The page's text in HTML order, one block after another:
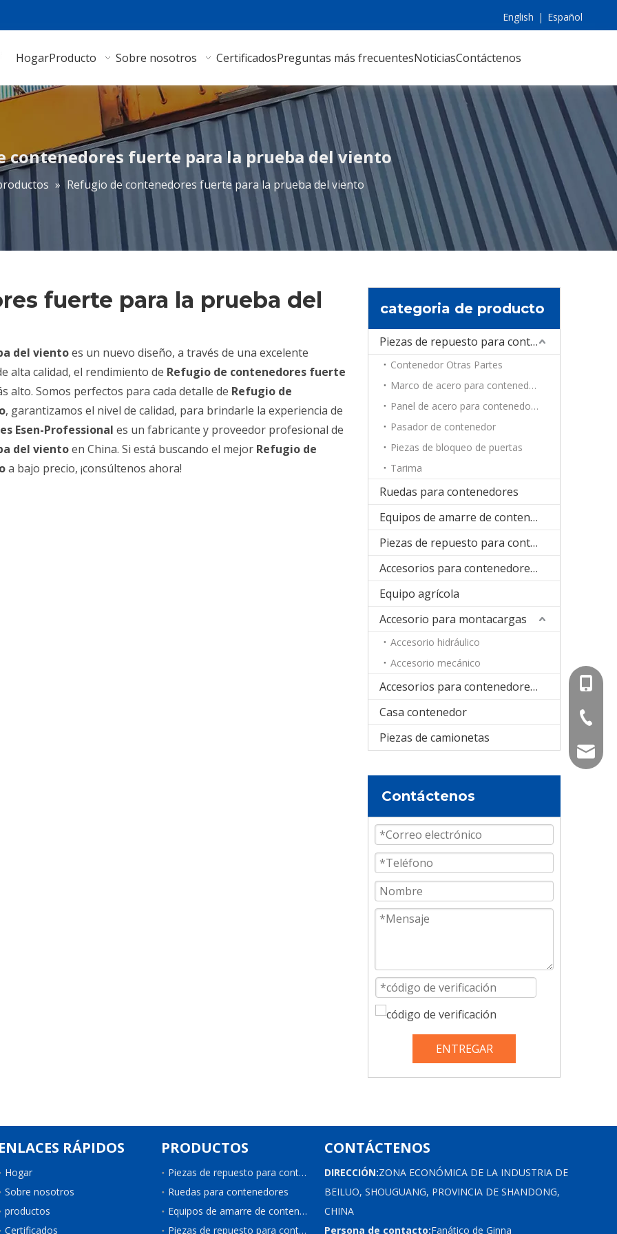
English | Español
HogarProducto Sobre nosotros CertificadosPreguntas más frecuentesNoticiasContáctenos
contenedores fuerte para la prueba del viento
» Refugio de contenedores fuerte para la prueba del viento
fuerte para la prueba del
del vientoes un nuevo diseño, a través de una excelente
alta calidad, el rendimiento de Refugio de contenedores fuerte
alto. Somos perfectos para cada detalle de Refugio de
, garantizamos el nivel de calidad, para brindarle la experiencia de
Esen-Professional es un fabricante y proveedor profesional de
del vientoen China. Si está buscando el mejor Refugio de
a bajo precio, ¡consúltenos ahora!
categoria de producto
Piezas de repuesto para contenedores
Contenedor Otras Partes
Marco de acero para contenedores
Panel de acero para contenedores
Pasador de contenedor
Piezas de bloqueo de puertas
Tarima
Ruedas para contenedores
Equipos de amarre de contenedores
Piezas de repuesto para contenedores de refrigeración
Accesorios para contenedores plegables
Equipo agrícola
Accesorio para montacargas
Accesorio hidráulico
Accesorio mecánico
Accesorios para contenedores cisterna
Casa contenedor
Piezas de camionetas
Contáctenos
ENTREGAR
ENLACES RÁPIDOS
Hogar
Sobre nosotros
productos
Certificados
PRODUCTOS
Piezas de repuesto para contenedores
Ruedas para contenedores
Equipos de amarre de contenedores
Piezas de repuesto para contenedores de refrigeración
CONTÁCTENOS
DIRECCIÓN:ZONA ECONÓMICA DE LA INDUSTRIA DE
BEILUO, SHOUGUANG, PROVINCIA DE SHANDONG,
CHINA
Persona de contacto:Fanático de Ginna
+86-
+86-